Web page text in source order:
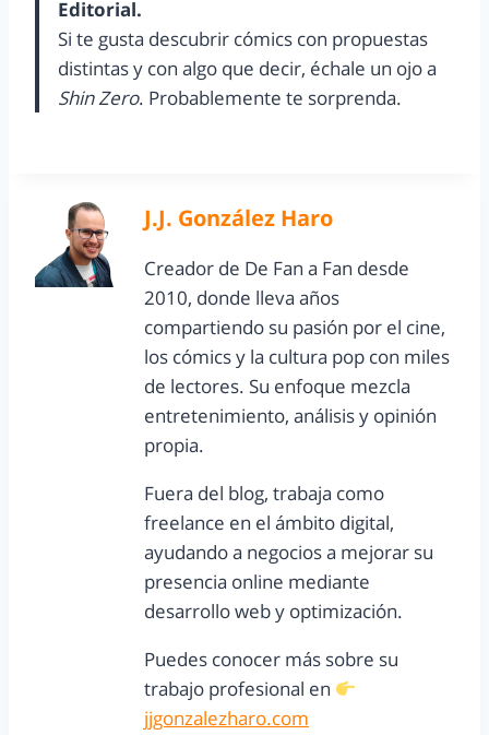
Editorial.
Si te gusta descubrir cómics con propuestas
distintas y con algo que decir, échale un ojo a
Shin Zero. Probablemente te sorprenda.
J.J. González Haro
Creador de De Fan a Fan desde
2010, donde lleva años
compartiendo su pasión por el cine,
los cómics y la cultura pop con miles
de lectores. Su enfoque mezcla
entretenimiento, análisis y opinión
propia.
Fuera del blog, trabaja como
freelance en el ámbito digital,
ayudando a negocios a mejorar su
presencia online mediante
desarrollo web y optimización.
Puedes conocer más sobre su
trabajo profesional en
jjgonzalezharo.com